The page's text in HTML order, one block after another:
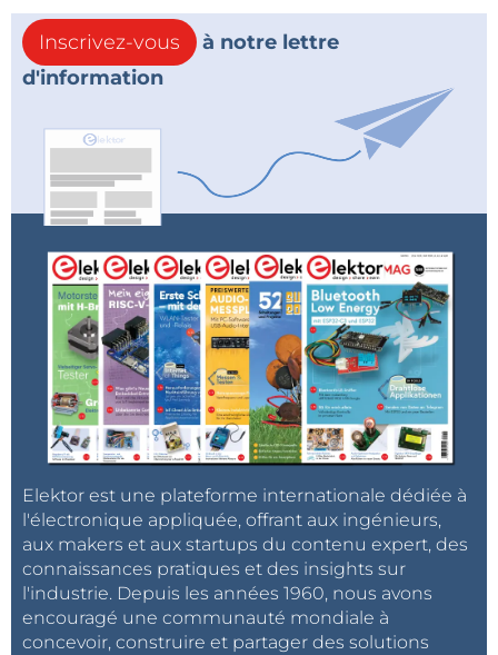
Inscrivez-vous
à notre lettre
d'information
Elektor est une plateforme internationale dédiée à
l'électronique appliquée, offrant aux ingénieurs,
aux makers et aux startups du contenu expert, des
connaissances pratiques et des insights sur
l'industrie. Depuis les années 1960, nous avons
encouragé une communauté mondiale à
concevoir, construire et partager des solutions